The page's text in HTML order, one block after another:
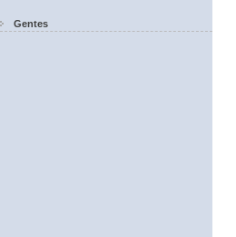
Gentes